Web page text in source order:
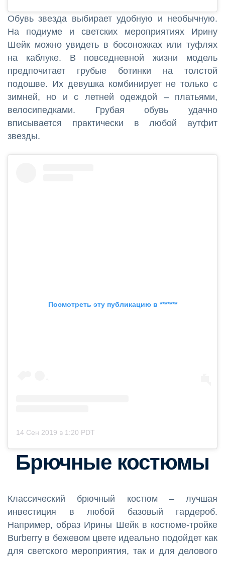
Обувь звезда выбирает удобную и необычную.
На подиуме и светских мероприятиях Ирину
Шейк можно увидеть в босоножках или туфлях
на каблуке. В повседневной жизни модель
предпочитает грубые ботинки на толстой
подошве. Их девушка комбинирует не только с
зимней, но и с летней одеждой – платьями,
велосипедками. Грубая обувь удачно
вписывается практически в любой аутфит
звезды.
Посмотреть эту публикацию в *******
14 Сен 2019 в 1:20 PDT
Брючные костюмы
Классический брючный костюм – лучшая
инвестиция в любой базовый гардероб.
Например, образ Ирины Шейк в костюме-тройке
Burberry в бежевом цвете идеально подойдет как
для светского мероприятия, так и для делового